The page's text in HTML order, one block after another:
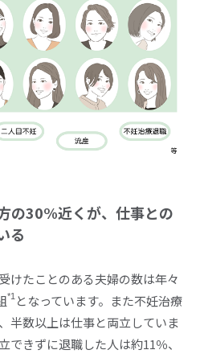
企業のご担当の方
の30%近くが、仕事との
る
けたことのある夫婦の数は年々
*1 となっています。また不妊治療
半数以上は仕事と両立していま
できずに退職した人は約11％、